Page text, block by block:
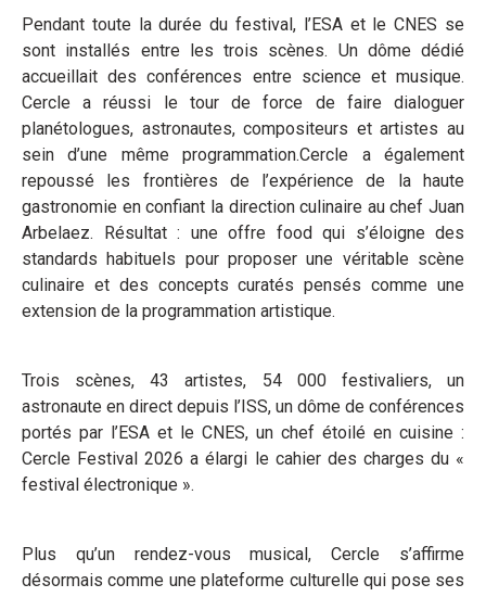
Pendant toute la durée du festival, l’ESA et le CNES se
sont installés entre les trois scènes. Un dôme dédié
accueillait des conférences entre science et musique.
Cercle a réussi le tour de force de faire dialoguer
planétologues, astronautes, compositeurs et artistes au
sein d’une même programmation.Cercle a également
repoussé les frontières de l’expérience de la haute
gastronomie en confiant la direction culinaire au chef Juan
Arbelaez. Résultat : une offre food qui s’éloigne des
standards habituels pour proposer une véritable scène
culinaire et des concepts curatés pensés comme une
extension de la programmation artistique.
Trois scènes, 43 artistes, 54 000 festivaliers, un
astronaute en direct depuis l’ISS, un dôme de conférences
portés par l’ESA et le CNES, un chef étoilé en cuisine :
Cercle Festival 2026 a élargi le cahier des charges du «
festival électronique ».
Plus qu’un rendez-vous musical, Cercle s’affirme
désormais comme une plateforme culturelle qui pose ses